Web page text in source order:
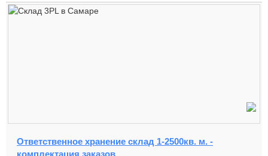
Ответственное хранение склад 1-2500кв. м. -
комплектация заказов